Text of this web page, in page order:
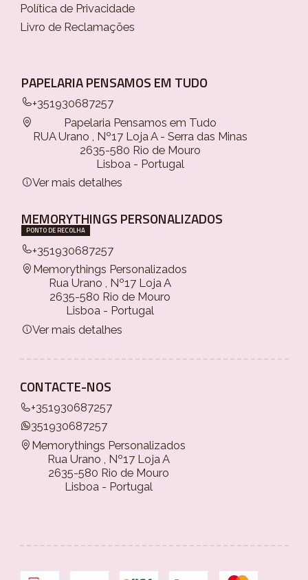
Política de Privacidade
Livro de Reclamações
PAPELARIA PENSAMOS EM TUDO
+351930687257
Papelaria Pensamos em Tudo
RUA Urano , Nº17 Loja A - Serra das Minas
2635-580 Rio de Mouro
Lisboa - Portugal
Ver mais detalhes
MEMORYTHINGS PERSONALIZADOS
PONTO DE RECOLHA
+351930687257
Memorythings Personalizados
Rua Urano , Nº17 Loja A
2635-580 Rio de Mouro
Lisboa - Portugal
Ver mais detalhes
CONTACTE-NOS
+351930687257
351930687257
Memorythings Personalizados
Rua Urano , Nº17 Loja A
2635-580 Rio de Mouro
Lisboa - Portugal